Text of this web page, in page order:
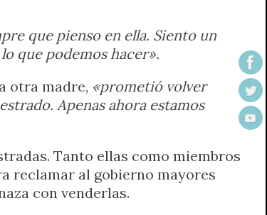
que pienso en ella. Siento un
que podemos hacer».
otra madre, «prometió volver
Apenas ahora estamos
Tanto ellas como miembros
reclamar al gobierno mayores
con venderlas.